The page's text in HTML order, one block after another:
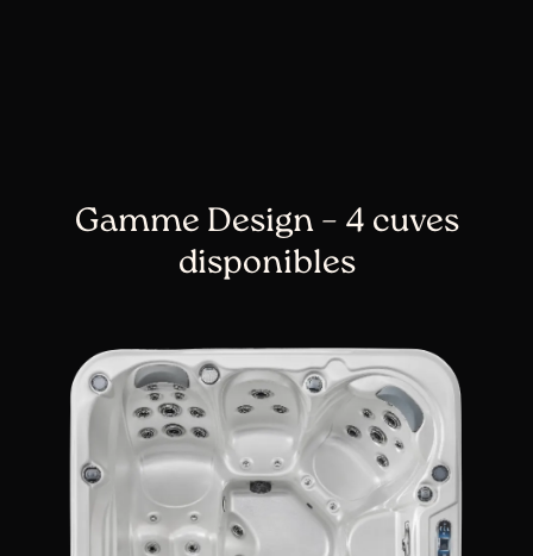
Gamme Design – 4 cuves
disponibles